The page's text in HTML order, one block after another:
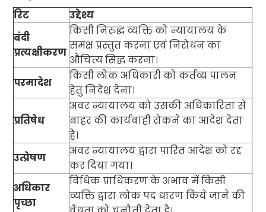
रिट
उद्देश्य
बंदी
प्रत्यक्षीकरण
किसी निरुद्ध व्यक्ति को न्यायालय के
समक्ष प्रस्तुत करना एवं निरोधन का
औचित्य सिद्ध करना।
परमादेश
किसी लोक अधिकारी को कर्तव्य पालन
हेतु निदेश देना।
प्रतिषेध
अवरन्यायालय को उसकी अधिकारिता से
बाहर की कार्यवाही रोकने का आदेश देता
है।
उत्प्रेषण
अवरन्यायालयद्वारा पारित आदेश को रद्द
कर दिया गया।
अधिकार
पृच्छा
विधिक प्राधिकरण के अभाव में किसी
व्यक्ति द्वारा लोक पद धारण किये जाने की